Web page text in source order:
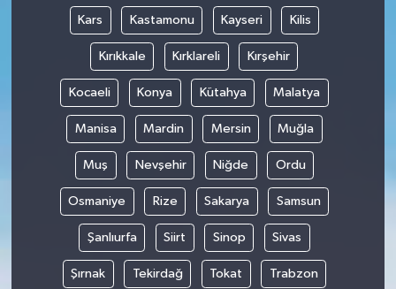
Kars Kastamonu Kayseri Kilis
Kırıkkale Kırklareli Kırşehir
Kocaeli Konya Kütahya Malatya
Manisa Mardin Mersin Muğla
Muş Nevşehir Niğde Ordu
Osmaniye Rize Sakarya Samsun
Şanlıurfa Siirt Sinop Sivas
Şırnak Tekirdağ Tokat Trabzon